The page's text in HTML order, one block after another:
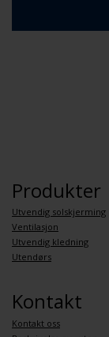
Produkter
Utvendig solskjerming
Ventilasjon
Utvendig kledning
Utendørs
Kontakt
Kontakt oss